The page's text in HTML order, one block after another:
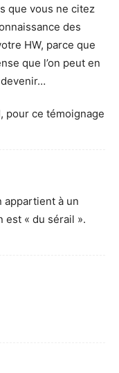
que vous ne citez
des
HW, parce que
que l’on peut en
pour ce témoignage
appartient à un
est « du sérail ».